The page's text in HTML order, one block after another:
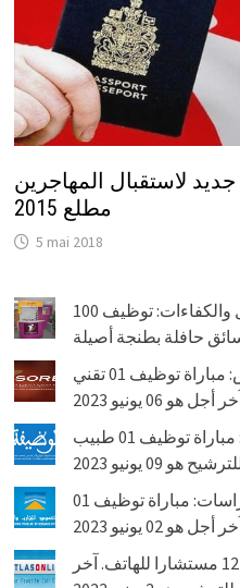
لاستقبال المهاجرين
مطلع 2015
5 mai 2018
الوكالة الوطنية لإنعاش التشغيل والكفاءات: توظيف 100
حافلة بطنجة أصيلة
الشركة الملكية لتشجيع الفرس: مباراة توظيف 01 تقني
يونيو 2023
جماعة اكوراي – إقليم الحاجب: مباراة توظيف 01 طبيب
يونيو 2023
المختبر العمومي للتجارب والدراسات: مباراة توظيف 01
أطلس أون لاين: مباراة توظيف 12 مستشارا للهاتف. آخر